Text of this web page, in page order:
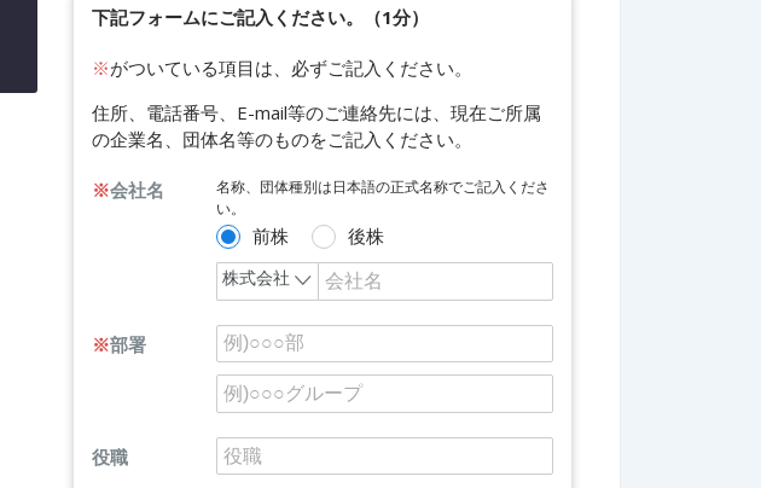
下記フォームにご記入ください。（1分）
※がついている項目は、必ずご記入ください。
住所、電話番号、E-mail等のご連絡先には、現在ご所属
の企業名、団体名等のものをご記入ください。
※会社名
名称、団体種別は日本語の正式名称でご記入くださ
い。
前株 後株
※部署
役職